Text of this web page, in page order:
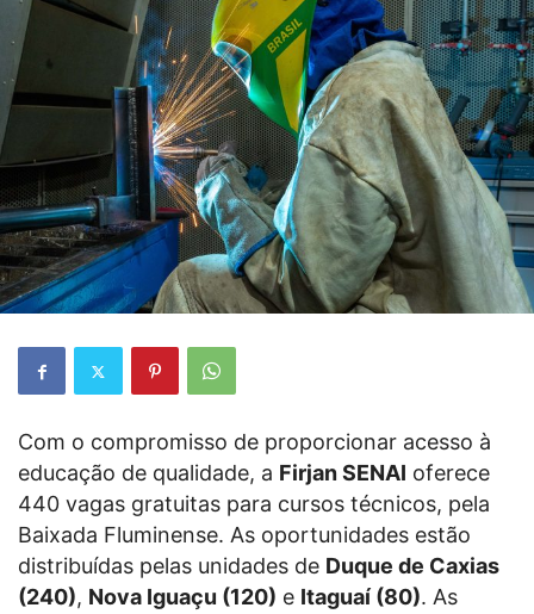
Com o compromisso de proporcionar acesso à
educação de qualidade, a Firjan SENAI oferece
440 vagas gratuitas para cursos técnicos, pela
Baixada Fluminense. As oportunidades estão
distribuídas pelas unidades de Duque de Caxias
(240), Nova Iguaçu (120) e Itaguaí (80). As